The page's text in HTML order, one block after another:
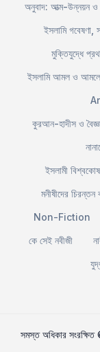
অনুবাদ: আত্ম-উন্নয়ন ও
ইসলামি গবেষণা,
মুক্তিযুদ্ধে
ইসলামি আমল ও
কুরআন-হাদীস ও
ইসলামী
মনীষীদের চিরন্তন
Non-Fiction
কে সেই নবীজী
সমস্ত অধিকার